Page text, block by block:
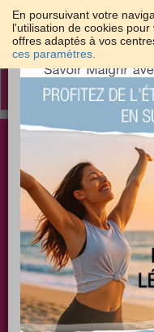
En poursuivant votre
l'utilisation de cookies
offres adaptés à vos
ces paramètres.
Toggle
Les meilleures
PLUS
EFFICACE